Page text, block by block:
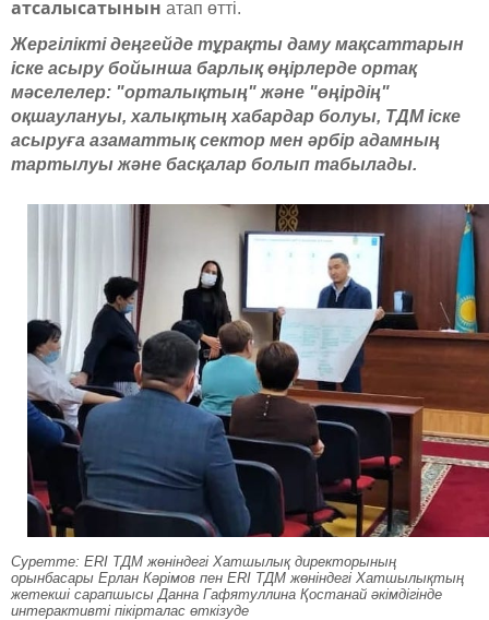
атсалысатынын атап өтті.
Жергілікті деңгейде тұрақты даму мақсаттарын
іске асыру бойынша барлық өңірлерде ортақ
мәселелер: "орталықтың" және "өңірдің"
оқшаулануы, халықтың хабардар болуы, ТДМ іске
асыруға азаматтық сектор мен әрбір адамның
тартылуы және басқалар болып табылады.
Суретте: ERI ТДМ жөніндегі Хатшылық директорының
орынбасары Ерлан Кәрімов пен ERI ТДМ жөніндегі Хатшылықтың
жетекші сарапшысы Данна Гафятуллина Қостанай әкімдігінде
интерактивті пікірталас өткізуде